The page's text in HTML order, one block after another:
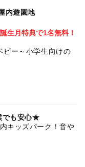
内遊園地
生月特典で1名無料！
ビー～小学生向けの
でも安心★
キッズパーク！音や